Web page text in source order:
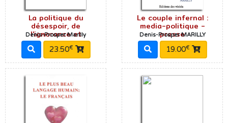
La politique du
désespoir, de
l'ignorance et
Denis-Prosper Marilly
23.50€
Le couple infernal :
media-politique -
presse
Denis-Prosper MARILLY
19.00€